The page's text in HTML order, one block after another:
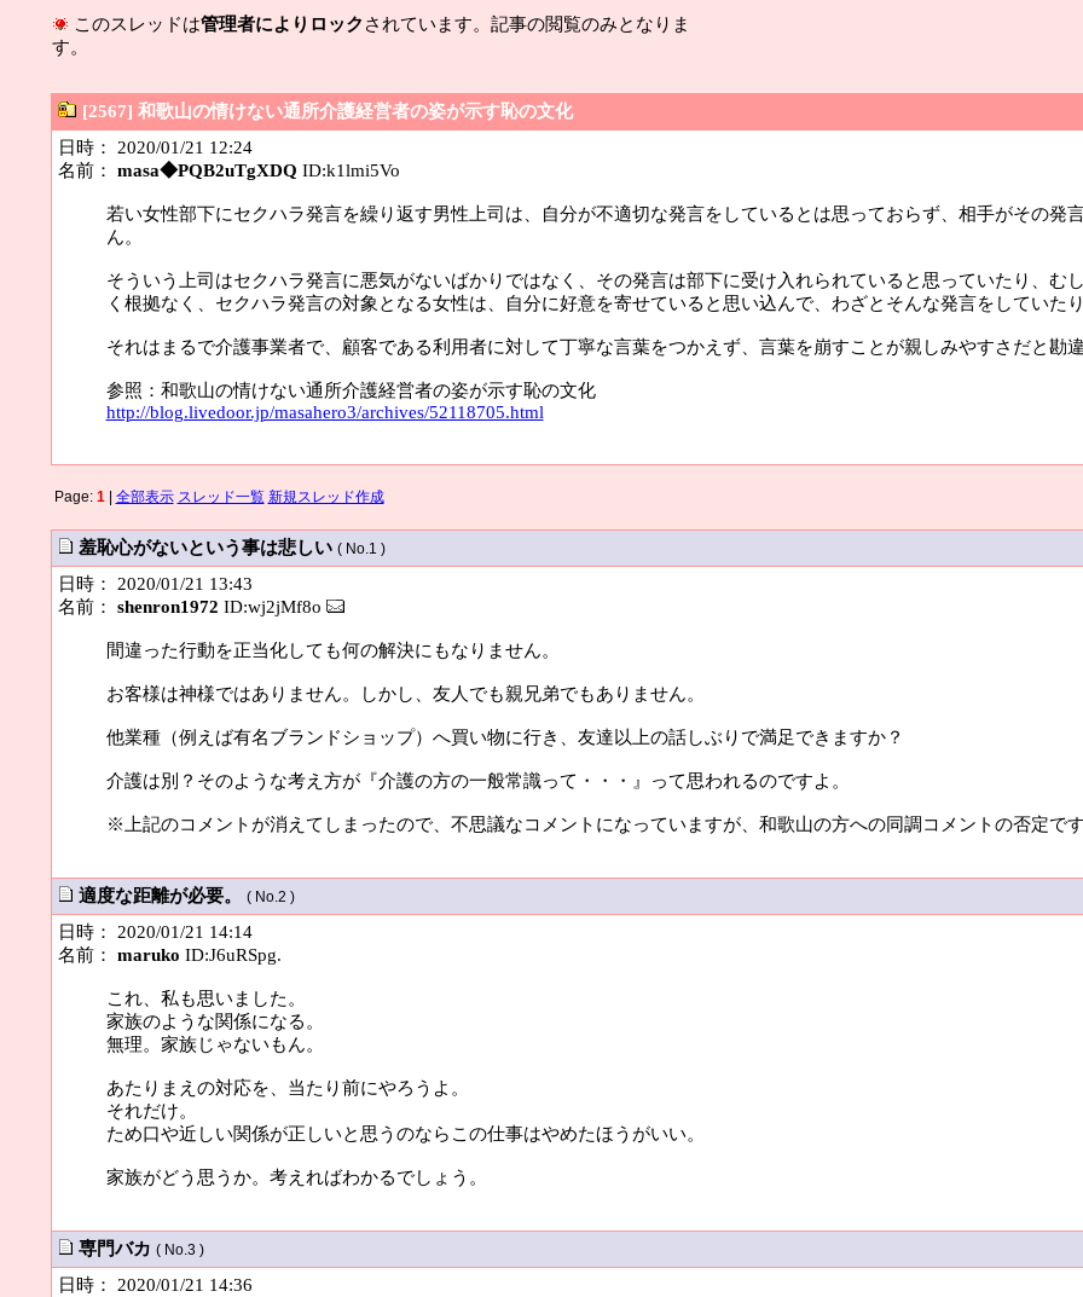
このスレッドは管理者によりロック されています。記事の閲覧のみとなりま
す。
[2567] 和歌山の情けない通所介護経営者の姿が示す恥の文化
日時： 2020/01/21 12:24
名前： masa◆PQB2uTgXDQ ID:k1lmi5Vo
若い女性部下にセクハラ発言を繰り返す男性上司は、自分が不適切な発言をしているとは思っておらず、相手がその発
ん。
そういう上司はセクハラ発言に悪気がないばかりではなく、その発言は部下に受け入れられていると思っていたり、む
く根拠なく、セクハラ発言の対象となる女性は、自分に好意を寄せていると思い込んで、わざとそんな発言をしていた
それはまるで介護事業者で、顧客である利用者に対して丁寧な言葉をつかえず、言葉を崩すことが親しみやすさだと勘
参照：和歌山の情けない通所介護経営者の姿が示す恥の文化
http://blog.livedoor.jp/masahero3/archives/52118705.html
Page: 1| 全部表示 スレッド一覧 新規スレッド作成
羞恥心がないという事は悲しい ( No.1 )
日時： 2020/01/21 13:43
名前： shenron1972 ID:wj2jMf8o
間違った行動を正当化しても何の解決にもなりません。
お客様は神様ではありません。しかし、友人でも親兄弟でもありません。
他業種（例えば有名ブランドショップ）へ買い物に行き、友達以上の話しぶりで満足できますか？
介護は別？そのような考え方が『介護の方の一般常識って・・・』って思われるのですよ。
※上記のコメントが消えてしまったので、不思議なコメントになっていますが、和歌山の方への同調コメントの否定で
適度な距離が必要。 ( No.2 )
日時： 2020/01/21 14:14
名前： maruko ID:J6uRSpg.
これ、私も思いました。
家族のような関係になる。
無理。家族じゃないもん。
あたりまえの対応を、当たり前にやろうよ。
それだけ。
ため口や近しい関係が正しいと思うのならこの仕事はやめたほうがいい。
家族がどう思うか。考えればわかるでしょう。
専門バカ ( No.3 )
日時： 2020/01/21 14:36